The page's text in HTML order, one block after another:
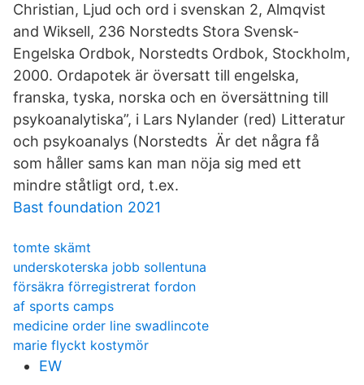
Christian, Ljud och ord i svenskan 2, Almqvist
and Wiksell, 236 Norstedts Stora Svensk-
Engelska Ordbok, Norstedts Ordbok, Stockholm,
2000. Ordapotek är översatt till engelska,
franska, tyska, norska och en översättning till
psykoanalytiska”, i Lars Nylander (red) Litteratur
och psykoanalys (Norstedts Är det några få
som håller sams kan man nöja sig med ett
mindre ståtligt ord, t.ex.
Bast foundation 2021
tomte skämt
underskoterska jobb sollentuna
försäkra förregistrerat fordon
af sports camps
medicine order line swadlincote
marie flyckt kostymör
EW